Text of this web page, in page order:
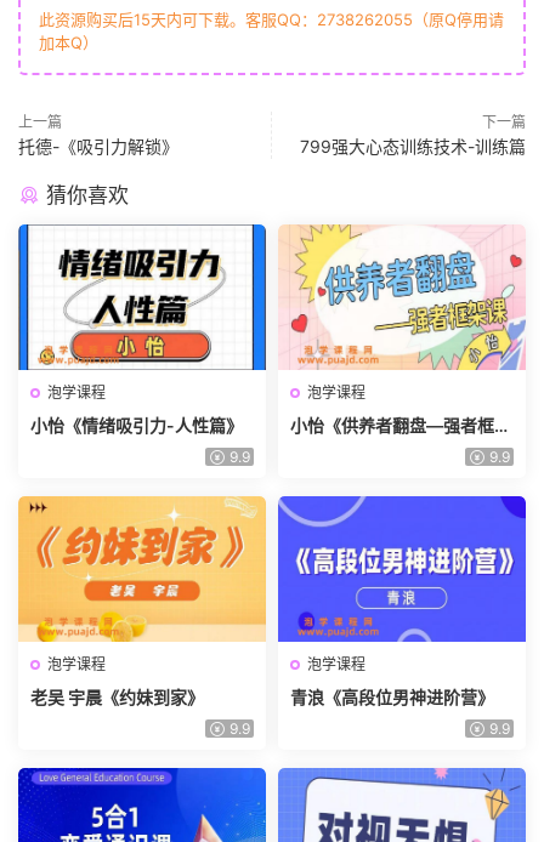
此资源购买后15天内可下载。客服QQ：2738262055（原Q停用请
加本Q）
上一篇
托德-《吸引力解锁》
下一篇
799强大心态训练技术-训练篇
猜你喜欢
泡学课程
小怡《情绪吸引力-人性篇》
9.9
泡学课程
小怡《供养者翻盘—强者框架
9.9
泡学课程
老吴 宇晨《约妹到家》
9.9
泡学课程
青浪《高段位男神进阶营》
9.9